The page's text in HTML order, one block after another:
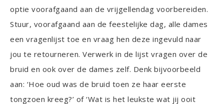
optie voorafgaand aan de vrijgellendag voorbereiden.
Stuur, voorafgaand aan de feestelijke dag, alle dames
een vragenlijst toe en vraag hen deze ingevuld naar
jou te retourneren. Verwerk in de lijst vragen over de
bruid en ook over de dames zelf. Denk bijvoorbeeld
aan: ‘Hoe oud was de bruid toen ze haar eerste
tongzoen kreeg?’ of ‘Wat is het leukste wat jij ooit